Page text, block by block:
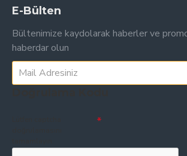
E-Bülten
Bültenimize kaydolarak haberler ve
haberdar olun